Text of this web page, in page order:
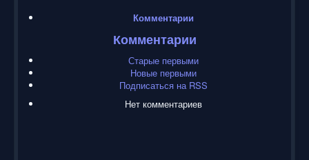
Комментарии
Комментарии
Старые первыми
Новые первыми
Подписаться на RSS
Нет комментариев